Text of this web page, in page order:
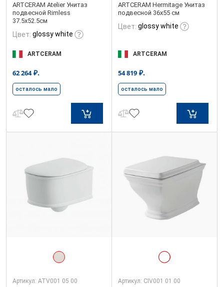
ARTCERAM Atelier Унитаз
подвесной Rimless
37.5х52.5см
Цвет: glossy white
ARTCERAM
62 264₽.
осталось мало
ARTCERAM Hermitage Унитаз
подвесной 36x55 см
Цвет: glossy white
ARTCERAM
54 819 ₽.
осталось мало
Артикул: ATV001 05 00 Артикул: CIV001 01 00